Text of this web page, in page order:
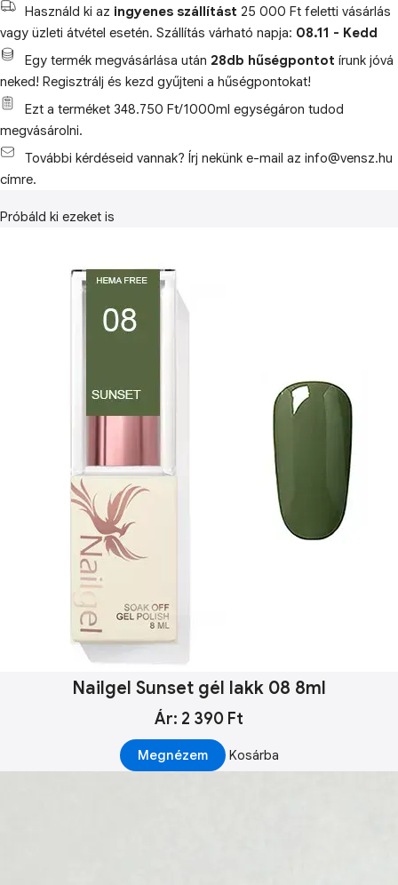
Használd ki az ingyenes szállítást 25 000 Ft feletti vásárlás
vagy üzleti átvétel esetén. Szállítás várható napja: 08.11 - Kedd
Egy termék megvásárlása után 28db hűségpontot írunk jóvá
neked! Regisztrálj és kezd gyűjteni a hűségpontokat!
Ezt a terméket 348.750 Ft/1000ml egységáron tudod
megvásárolni.
További kérdéseid vannak? Írj nekünk e-mail az info@vensz.hu
címre.
Próbáld ki ezeket is
Nailgel Sunset gél lakk 08 8ml
Ár: 2 390 Ft
Megnézem Kosárba